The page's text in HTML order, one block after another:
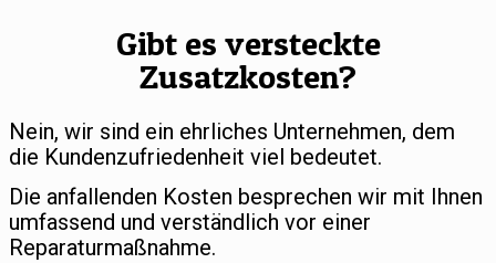
Gibt es versteckte
Zusatzkosten?
Nein, wir sind ein ehrliches Unternehmen, dem
die Kundenzufriedenheit viel bedeutet.
Die anfallenden Kosten besprechen wir mit Ihnen
umfassend und verständlich vor einer
Reparaturmaßnahme.